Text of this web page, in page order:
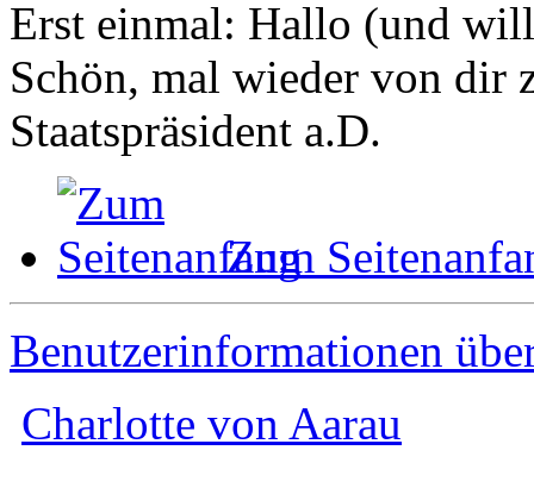
Erst einmal: Hallo (und
Schön, mal wieder von dir
Staatspräsident a.D.
Zum
Benutzerinformationen
Charlotte von Aarau